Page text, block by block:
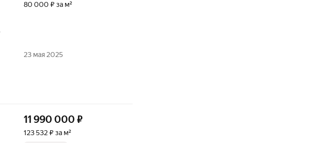
80 000 ₽ за м²
23 мая 2025
11 990 000 ₽
123 532 ₽ за м²